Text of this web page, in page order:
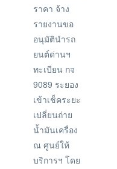
ราคา จ้าง
รายงานขอ
อนุมัตินำรถ
ยนต์ด่านฯ
ทะเบียน กจ
9089 ระยอง
เข้าเช็คระยะ
เปลี่ยนถ่าย
น้ำมันเครื่อง
ณ ศูนย์ให้
บริการฯ โดย